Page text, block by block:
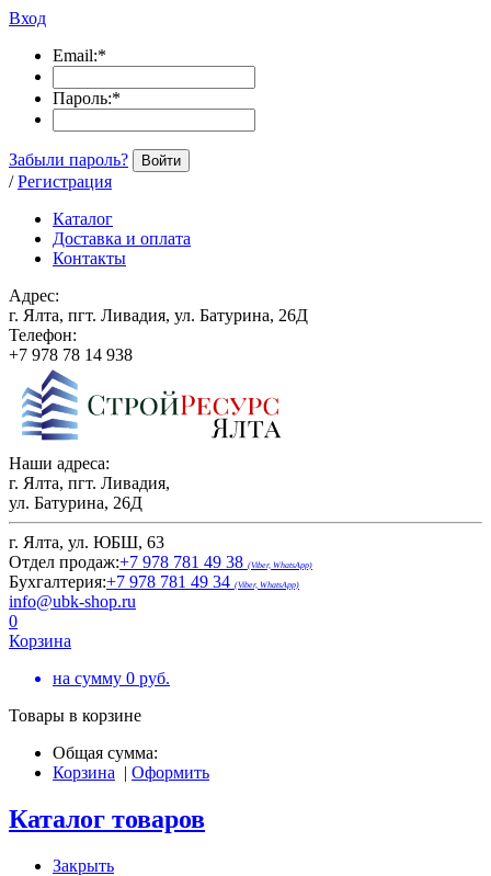
Вход
Email:*
Пароль:*
Забыли пароль? Войти
/ Регистрация
Каталог
Доставка и оплата
Контакты
Адрес:
г. Ялта, пгт. Ливадия, ул. Батурина, 26Д
Телефон:
+7 978 78 14 938
Наши адреса:
г. Ялта, пгт. Ливадия,
ул. Батурина, 26Д
г. Ялта, ул. ЮБШ, 63
Отдел продаж:+7 978 781 49 38 (Viber, WhatsApp)
Бухгалтерия:+7 978 781 49 34 (Viber, WhatsApp)
info@ubk-shop.ru
0
Корзина
на сумму 0 руб.
Товары в корзине
Общая сумма:
Корзина | Оформить
Каталог товаров
Закрыть